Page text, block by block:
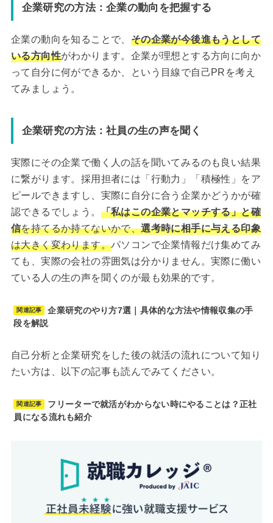
企業研究の方法：企業の動向を把握する
企業の動向を知ることで、 その企業が今後進もうとして
いる方向性がわかります。企業が理想とする方向に向か
って自分に何ができるか、という目線で自己PRを考え
てみましょう。
企業研究の方法：社員の生の声を聞く
実際にその企業で働く人の話を聞いてみるのも良い結果
に繋がります。採用担者には「行動力」「積極性」をア
ピールできますし、実際に自分に合う企業かどうかが確
認できるでしょう。 「私はこの企業とマッチする」と確
信を持てるか持てないかで、選考時に相手に与える印象
は大きく変わります。パソコンで企業情報だけ集めてみ
ても、実際の会社の雰囲気は分かりません。実際に働い
ている人の生の声を聞くのが最も効果的です。
関連記事
企業研究のやり方7選｜具体的な方法や情報収集の手
段を解説
自己分析と企業研究をした後の就活の流れについて知り
たい方は、以下の記事も読んでみてください。
関連記事
フリーターで就活がわからない時にやることは？正社
員になる流れも紹介